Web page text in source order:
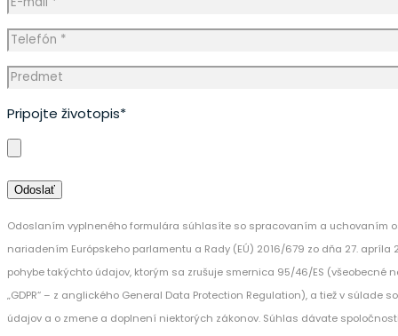
Pripojte životopis*
Odoslaním vyplneného formulára súhlasíte so spracovaním a uchovaním
nariadením Európskeho parlamentu a Rady (EÚ) 2016/679 zo dňa 27.
pohybe takýchto údajov, ktorým sa zrušuje smernica 95/46/ES
„GDPR“ – z anglického General Data Protection Regulation), a tiež v súlade
údajov a o zmene a doplnení niektorých zákonov. Súhlas dávate spoločnosti